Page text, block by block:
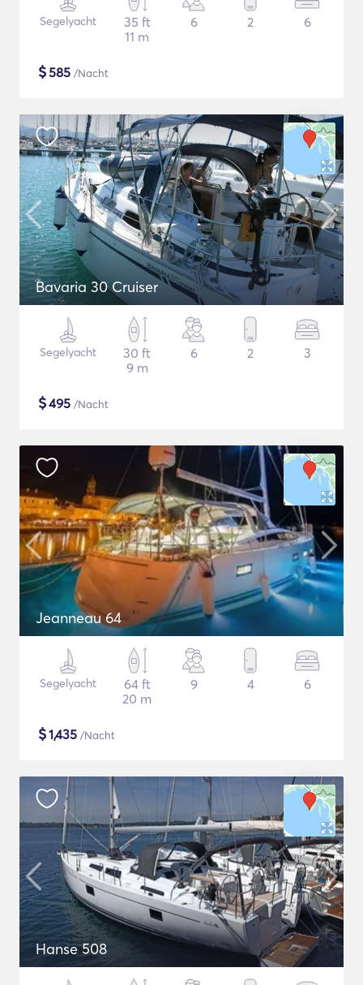
Segelyacht
35 ft
11 m
6 2 6
$585 /Nacht
Bavaria 30 Cruiser
Segelyacht
30 ft
9 m
6 2 3
$495 /Nacht
Jeanneau 64
Segelyacht
64 ft
20 m
9 4 6
$1,435 /Nacht
Hanse 508